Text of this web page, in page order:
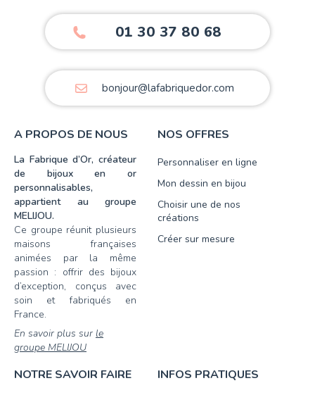
01 30 37 80 68
bonjour@lafabriquedor.com
A PROPOS DE NOUS
La Fabrique d’Or, créateur
de bijoux en or
personnalisables,
appartient au groupe
MELIJOU.
Ce groupe réunit plusieurs
maisons françaises
animées par la même
passion : offrir des bijoux
d’exception, conçus avec
soin et fabriqués en
France.
En savoir plus sur le
groupe MELIJOU
NOS OFFRES
Personnaliser en ligne
Mon dessin en bijou
Choisir une de nos
créations
Créer sur mesure
NOTRE SAVOIR FAIRE INFOS PRATIQUES